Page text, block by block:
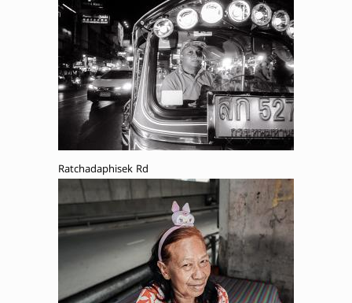
Ratchadaphisek Rd